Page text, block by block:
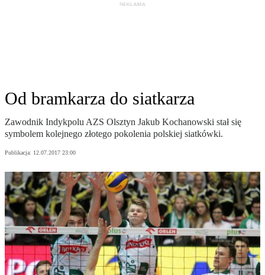
Od bramkarza do siatkarza
Zawodnik Indykpolu AZS Olsztyn Jakub Kochanowski stał się
symbolem kolejnego złotego pokolenia polskiej siatkówki.
Publikacja: 12.07.2017 23:00